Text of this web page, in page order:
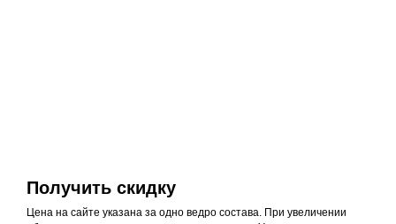
Получить скидку
Цена на сайте указана за одно ведро состава. При увеличении
Телефон
+7 (495) 477-51-42 mos@esp.ru